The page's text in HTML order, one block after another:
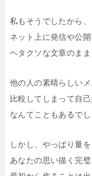
私もそうでしたから、
ネット上に発信や公
ヘタクソな文章のまま
他の人の素晴らしい
比較してしまって自
なんてこともあるでし
しかし、やっぱり量
あなたの思い描く完